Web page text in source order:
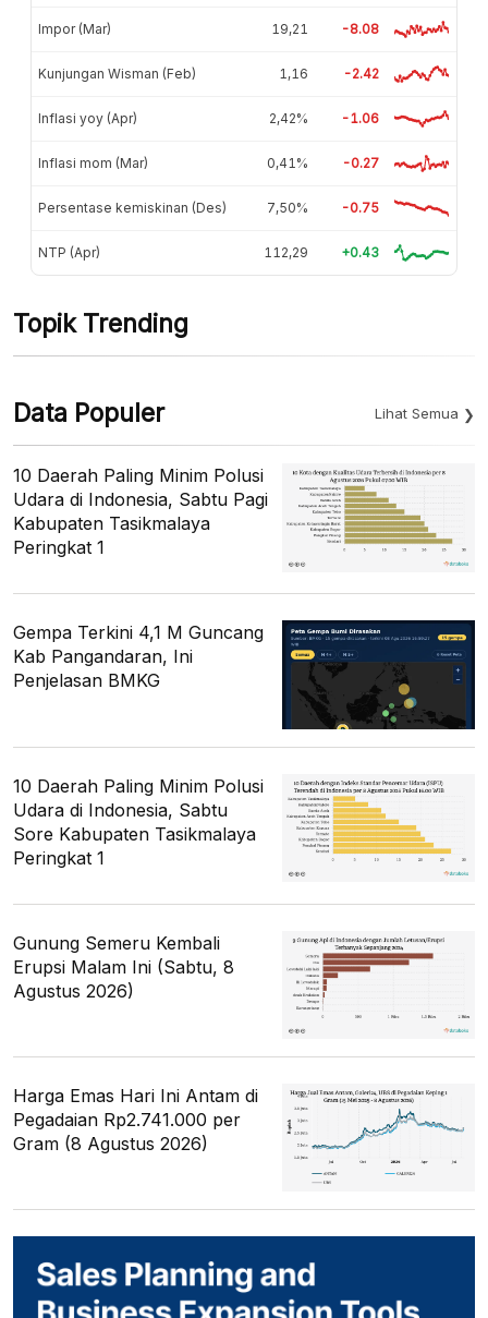
Impor (Mar) 19,21 -8.08
Kunjungan Wisman (Feb) 1,16 -2.42
Inflasi yoy (Apr) 2,42% -1.06
Inflasi mom (Mar) 0,41% -0.27
Persentase kemiskinan (Des) 7,50% -0.75
NTP (Apr) 112,29 +0.43
Topik Trending
Data Populer Lihat Semua
10 Daerah Paling Minim Polusi
Udara di Indonesia, Sabtu Pagi
Kabupaten Tasikmalaya
Peringkat 1
Gempa Terkini 4,1 M Guncang
Kab Pangandaran, Ini
Penjelasan BMKG
10 Daerah Paling Minim Polusi
Udara di Indonesia, Sabtu
Sore Kabupaten Tasikmalaya
Peringkat 1
Gunung Semeru Kembali
Erupsi Malam Ini (Sabtu, 8
Agustus 2026)
Harga Emas Hari Ini Antam di
Pegadaian Rp2.741.000 per
Gram (8 Agustus 2026)